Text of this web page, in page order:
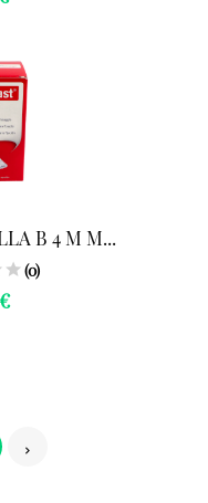
B 4 M M...
(0)